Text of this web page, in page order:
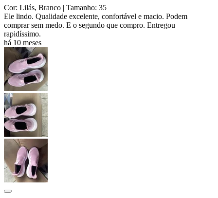
Cor: Lilás, Branco | Tamanho: 35
Ele lindo. Qualidade excelente, confortável e macio. Podem
comprar sem medo. E o segundo que compro. Entregou
rapidíssimo.
há 10 meses